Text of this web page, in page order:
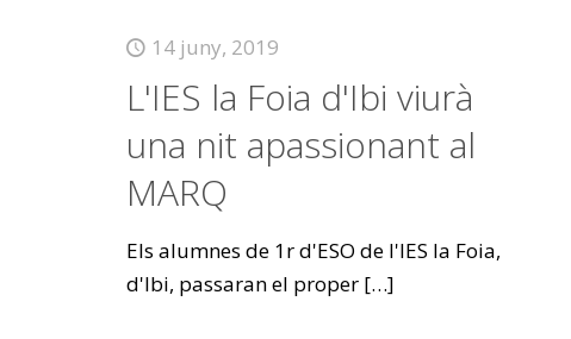
14 juny, 2019
L'IES la Foia d'Ibi viurà
una nit apassionant al
MARQ
Els alumnes de 1r d'ESO de l'IES la Foia,
d'Ibi, passaran el proper[…]